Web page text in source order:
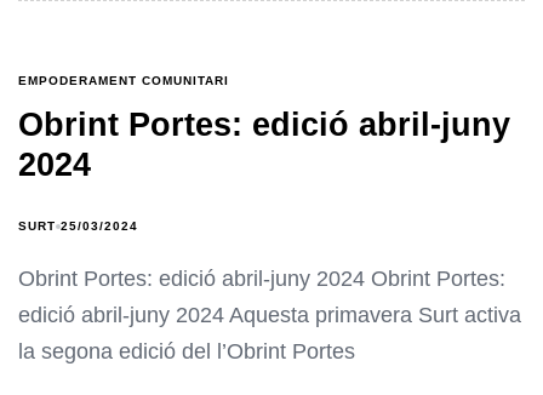
EMPODERAMENT COMUNITARI
Obrint Portes: edició abril-juny
2024
SURT 25/03/2024
Obrint Portes: edició abril-juny 2024 Obrint Portes:
edició abril-juny 2024 Aquesta primavera Surt activa
la segona edició del l’Obrint Portes